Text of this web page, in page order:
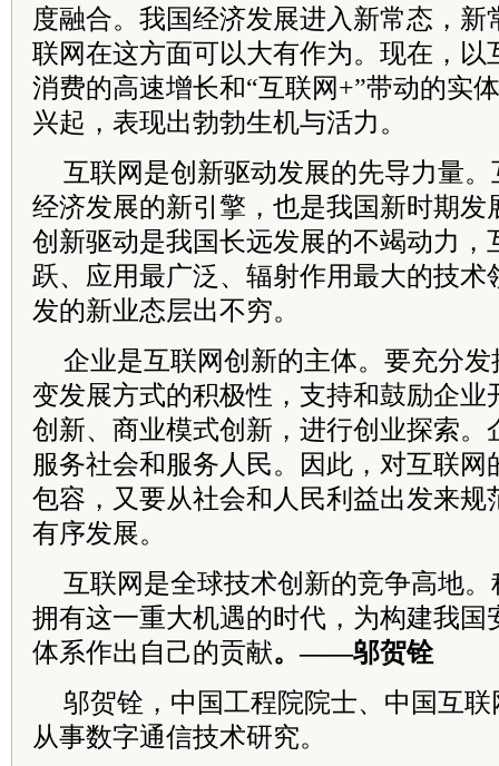
度融合。我国经济发展进入新常态，新
联网在这方面可以大有作为。现在，以
消费的高速增长和“互联网+”带动的实
兴起，表现出勃勃生机与活力。
互联网是创新驱动发展的先导力量
经济发展的新引擎，也是我国新时期发
创新驱动是我国长远发展的不竭动力，
跃、应用最广泛、辐射作用最大的技术
发的新业态层出不穷。
企业是互联网创新的主体。要充分
变发展方式的积极性，支持和鼓励企业
创新、商业模式创新，进行创业探索。
服务社会和服务人民。因此，对互联网
包容，又要从社会和人民利益出发来规
有序发展。
互联网是全球技术创新的竞争高地
拥有这一重大机遇的时代，为构建我国
体系作出自己的贡献。——邬贺铨
邬贺铨，中国工程院院士、中国互
从事数字通信技术研究。